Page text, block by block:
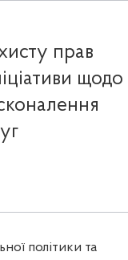
прав
щодо
політики та